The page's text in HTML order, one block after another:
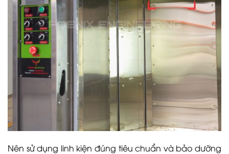
Nên sử dụng linh kiện đúng tiêu chuẩn và bảo dưỡng